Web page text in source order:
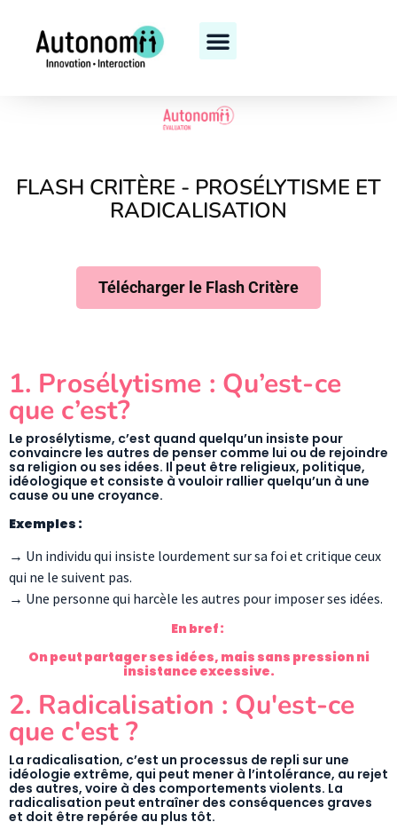
FLASH CRITÈRE - PROSÉLYTISME ET
RADICALISATION
Télécharger le Flash Critère
1. Prosélytisme : Qu’est-ce
que c’est?
Le prosélytisme, c’est quand quelqu’un insiste pour
convaincre les autres de penser comme lui ou de rejoindre
sa religion ou ses idées. Il peut être religieux, politique,
idéologique et consiste à vouloir rallier quelqu’un à une
cause ou une croyance.
Exemples :
→ Un individu qui insiste lourdement sur sa foi et critique ceux
qui ne le suivent pas.
→ Une personne qui harcèle les autres pour imposer ses idées.
En bref :
On peut partager ses idées, mais sans pression ni
insistance excessive.
2. Radicalisation : Qu'est-ce
que c'est ?
La radicalisation, c’est un processus de repli sur une
idéologie extrême, qui peut mener à l’intolérance, au rejet
des autres, voire à des comportements violents. La
radicalisation peut entraîner des conséquences graves
et doit être repérée au plus tôt.